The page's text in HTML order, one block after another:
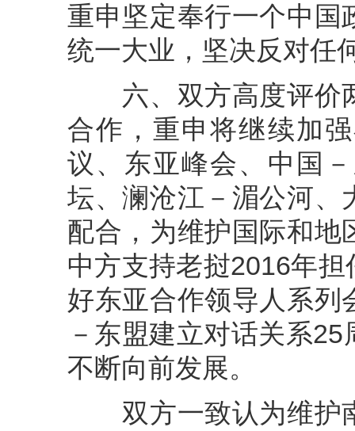
重申坚定奉行一个中国
统一大业，坚决反对任
六、双方高度评价
合作，重申将继续加
议、东亚峰会、中国
坛、澜沧江－湄公河、
配合，为维护国际和地
中方支持老挝2016年
好东亚合作领导人系列
－东盟建立对话关系
不断向前发展。
双方一致认为维护